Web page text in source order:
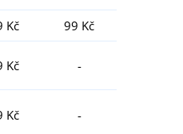
Kč
99 Kč
Kč -
Kč -